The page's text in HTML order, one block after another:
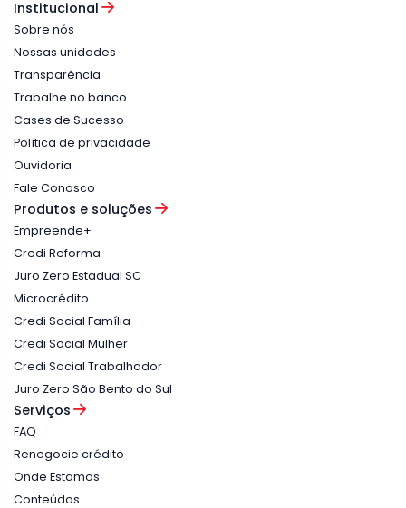
Institucional
Sobre nós
Nossas unidades
Transparência
Trabalhe no banco
Cases de Sucesso
Política de privacidade
Ouvidoria
Fale Conosco
Produtos e soluções
Empreende+
Credi Reforma
Juro Zero Estadual SC
Microcrédito
Credi Social Família
Credi Social Mulher
Credi Social Trabalhador
Juro Zero São Bento do Sul
Serviços
FAQ
Renegocie crédito
Onde Estamos
Conteúdos